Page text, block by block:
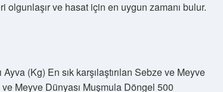
olgunlaşır ve hasat için en uygun zamanı bulur.
(Kg) En sık karşılaştırılan Sebze ve Meyve
Meyve Dünyası Muşmula Döngel 500